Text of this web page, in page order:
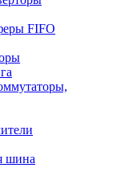
FIFO
шина